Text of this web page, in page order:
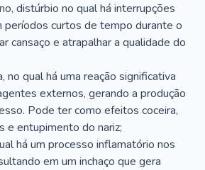
distúrbio no qual há interrupções
períodos curtos de tempo durante o
cansaço e atrapalhar a qualidade do
no qual há uma reação significativa
externos, gerando a produção
Pode ter como efeitos coceira,
e entupimento do nariz;
há um processo inflamatório nos
em um inchaço que gera